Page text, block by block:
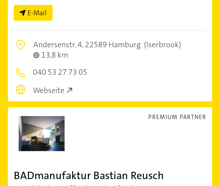
E-Mail
Andersenstr. 4,22589 Hamburg (Iserbrook)
13,8 km
040 53 27 73 05
Webseite
PREMIUM PARTNER
BADmanufaktur Bastian Reusch